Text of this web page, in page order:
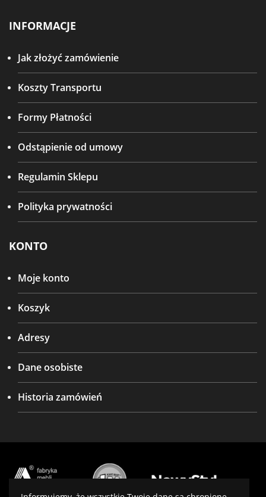
INFORMACJE
Jak złożyć zamówienie
Koszty Transportu
Formy Płatności
Odstąpienie od umowy
Regulamin Sklepu
Polityka prywatności
KONTO
Moje konto
Koszyk
Adresy
Dane osobiste
Historia zamówień